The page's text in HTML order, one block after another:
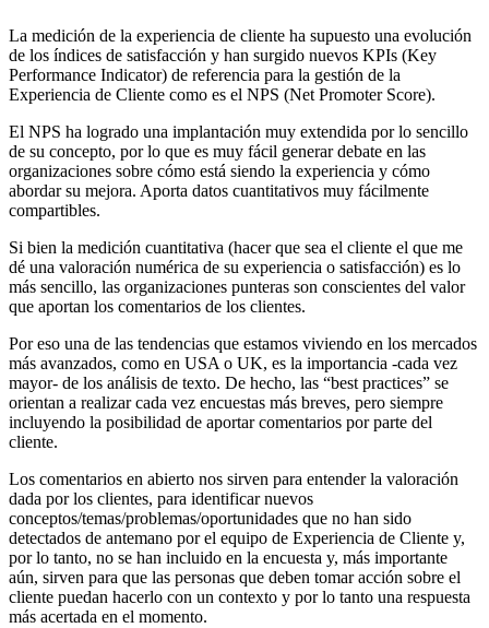
La medición de la experiencia de cliente ha supuesto una evolución
de los índices de satisfacción y han surgido nuevos KPIs (Key
Performance Indicator) de referencia para la gestión de la
Experiencia de Cliente como es el NPS (Net Promoter Score).
El NPS ha logrado una implantación muy extendida por lo sencillo
de su concepto, por lo que es muy fácil generar debate en las
organizaciones sobre cómo está siendo la experiencia y cómo
abordar su mejora. Aporta datos cuantitativos muy fácilmente
compartibles.
Si bien la medición cuantitativa (hacer que sea el cliente el que me
dé una valoración numérica de su experiencia o satisfacción) es lo
más sencillo, las organizaciones punteras son conscientes del valor
que aportan los comentarios de los clientes.
Por eso una de las tendencias que estamos viviendo en los mercados
más avanzados, como en USA o UK, es la importancia -cada vez
mayor- de los análisis de texto. De hecho, las “best practices” se
orientan a realizar cada vez encuestas más breves, pero siempre
incluyendo la posibilidad de aportar comentarios por parte del
cliente.
Los comentarios en abierto nos sirven para entender la valoración
dada por los clientes, para identificar nuevos
conceptos/temas/problemas/oportunidades que no han sido
detectados de antemano por el equipo de Experiencia de Cliente y,
por lo tanto, no se han incluido en la encuesta y, más importante
aún, sirven para que las personas que deben tomar acción sobre el
cliente puedan hacerlo con un contexto y por lo tanto una respuesta
más acertada en el momento.